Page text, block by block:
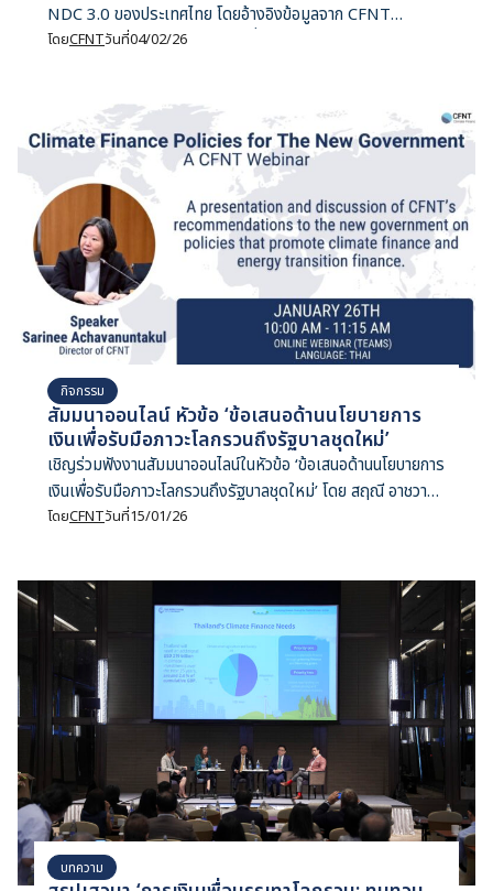
NDC 3.0 ของประเทศไทย โดยอ้างอิงข้อมูลจาก CFNT
Climate Finance Tracker เพื่อนำเสนอแนวทางแก่ผู้มีส่วนได้
โดยCFNTวันที่04/02/26
กิจกรรม
สัมมนาออนไลน์ หัวข้อ ‘ข้อเสนอด้านนโยบายการ
เงินเพื่อรับมือภาวะโลกรวนถึงรัฐบาลชุดใหม่’
เชิญร่วมฟังงานสัมมนาออนไลน์ในหัวข้อ ‘ข้อเสนอด้านนโยบายการ
เงินเพื่อรับมือภาวะโลกรวนถึงรัฐบาลชุดใหม่’ โดย สฤณี อาชวา
นันทกุล ผู้อำนวยการ CFNT
โดยCFNTวันที่15/01/26
บทความ